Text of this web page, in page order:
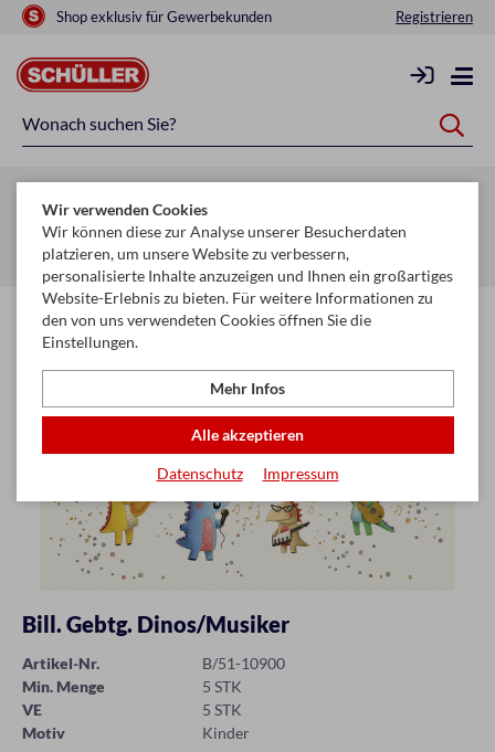
Shop exklusiv für Gewerbekunden Registrieren
Startseite
Glückwunschkarten & Papeterie
Glückwunschkarten Kollektion
Geburtstag
Bill. Gebtg. Dinos/Musiker
Artikel-Nr.
B/51-10900
Min. Menge
5 STK
VE
5 STK
Motiv
Kinder
Wir verwenden Cookies
Wir können diese zur Analyse unserer Besucherdaten
platzieren, um unsere Website zu verbessern,
personalisierte Inhalte anzuzeigen und Ihnen ein großartiges
Website-Erlebnis zu bieten. Für weitere Informationen zu
den von uns verwendeten Cookies öffnen Sie die
Einstellungen.
Mehr Infos
Alle akzeptieren
Datenschutz Impressum